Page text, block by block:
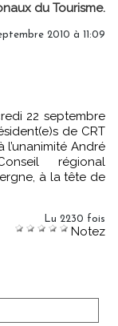
du Tourisme.
2010 à 11:09
de CRT
André
régional
à la tête de
Lu 2230 fois
Notez